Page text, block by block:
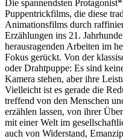
Die spannendsten
Puppentrickfilms, die diese
Animationsfilms durch
Erzählungen ins 21.
herausragenden Arbeiten im
Fokus gerückt. Von der
oder Drahtpuppe: Es sind
Kamera stehen, aber ihre
Vielleicht ist es gerade die
treffend von den Menschen
erzählen lassen, von ihrer
mit einer Welt im
auch von Widerstand,